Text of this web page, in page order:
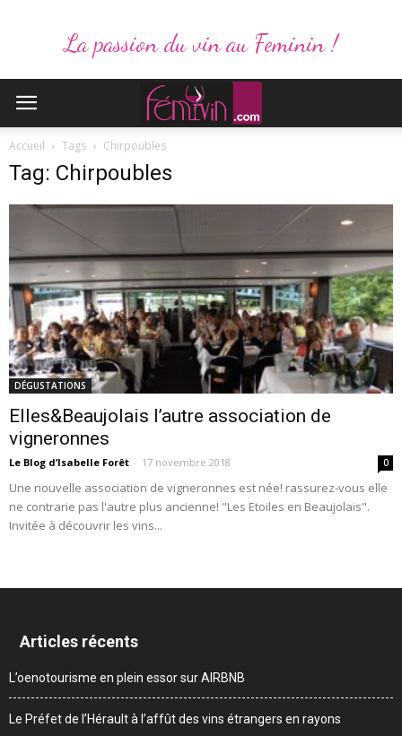
La passion du vin au Feminin !
Accueil Tags Chirpoubles
Tag: Chirpoubles
DÉGUSTATIONS
Elles&Beaujolais l’autre association de
vigneronnes
Le Blog d’Isabelle Forêt - 17 novembre 2018 0
Une nouvelle association de vigneronnes est née! rassurez-vous elle
ne contrarie pas l'autre plus ancienne! "Les Etoiles en Beaujolais".
Invitée à découvrir les vins...
Articles récents
L’oenotourisme en plein essor sur AIRBNB
Le Préfet de l’Hérault à l’affût des vins étrangers en rayons